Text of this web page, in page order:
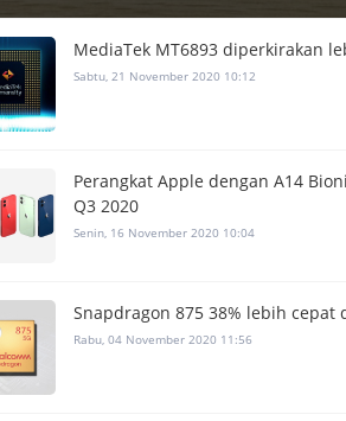
MediaTek MT6893 diperkirakan
Sabtu, 21 November 2020 10:12
Perangkat Apple dengan A14
Q3 2020
Senin, 16 November 2020 10:04
Snapdragon 875 38% lebih cepat
Rabu, 04 November 2020 11:56